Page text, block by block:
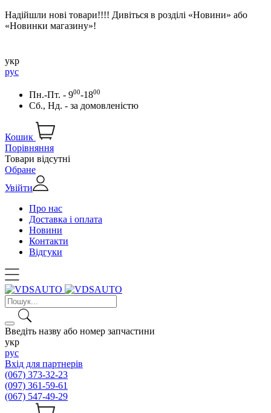
Надійшли нові товари!!!! Дивіться в розділі «Новини» або
«Новинки магазину»!
укр
рус
Пн.-Пт. - 900-1800
Сб., Нд. - за домовленістю
Кошик
Порівняння
Товари відсутні
Обране
Увійти
Про нас
Доставка і оплата
Новини
Контакти
Відгуки
Введіть назву або номер запчастини
укр
рус
Вхід для партнерів
(067) 373-32-23
(097) 361-59-61
(067) 547-49-29